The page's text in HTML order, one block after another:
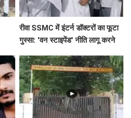
रीवा SSMC में इंटर्न डॉक्टरों का फूटा
गुस्सा: 'वन स्टाइपेंड' नीति लागू करने
छात्र